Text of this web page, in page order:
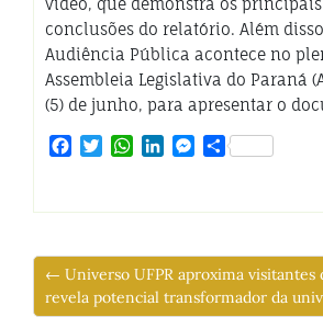
conclusões do relatório. Além
Audiência Pública acontece no
Assembleia Legislativa do Paraná
(5) de junho, para apresentar o
Facebook
TwitterWhatsApp
LinkedInMessenger
Share
← Universo UFPR aproxima visitantes
revela potencial transformador da